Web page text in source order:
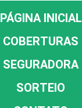
PÁGINA INICIAL
COBERTURAS
SEGURADORA
SORTEIO